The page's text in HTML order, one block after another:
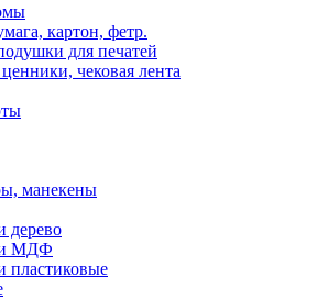
картон, фетр.
для печатей
чековая лента
манекены
дерево
МДФ
пластиковые